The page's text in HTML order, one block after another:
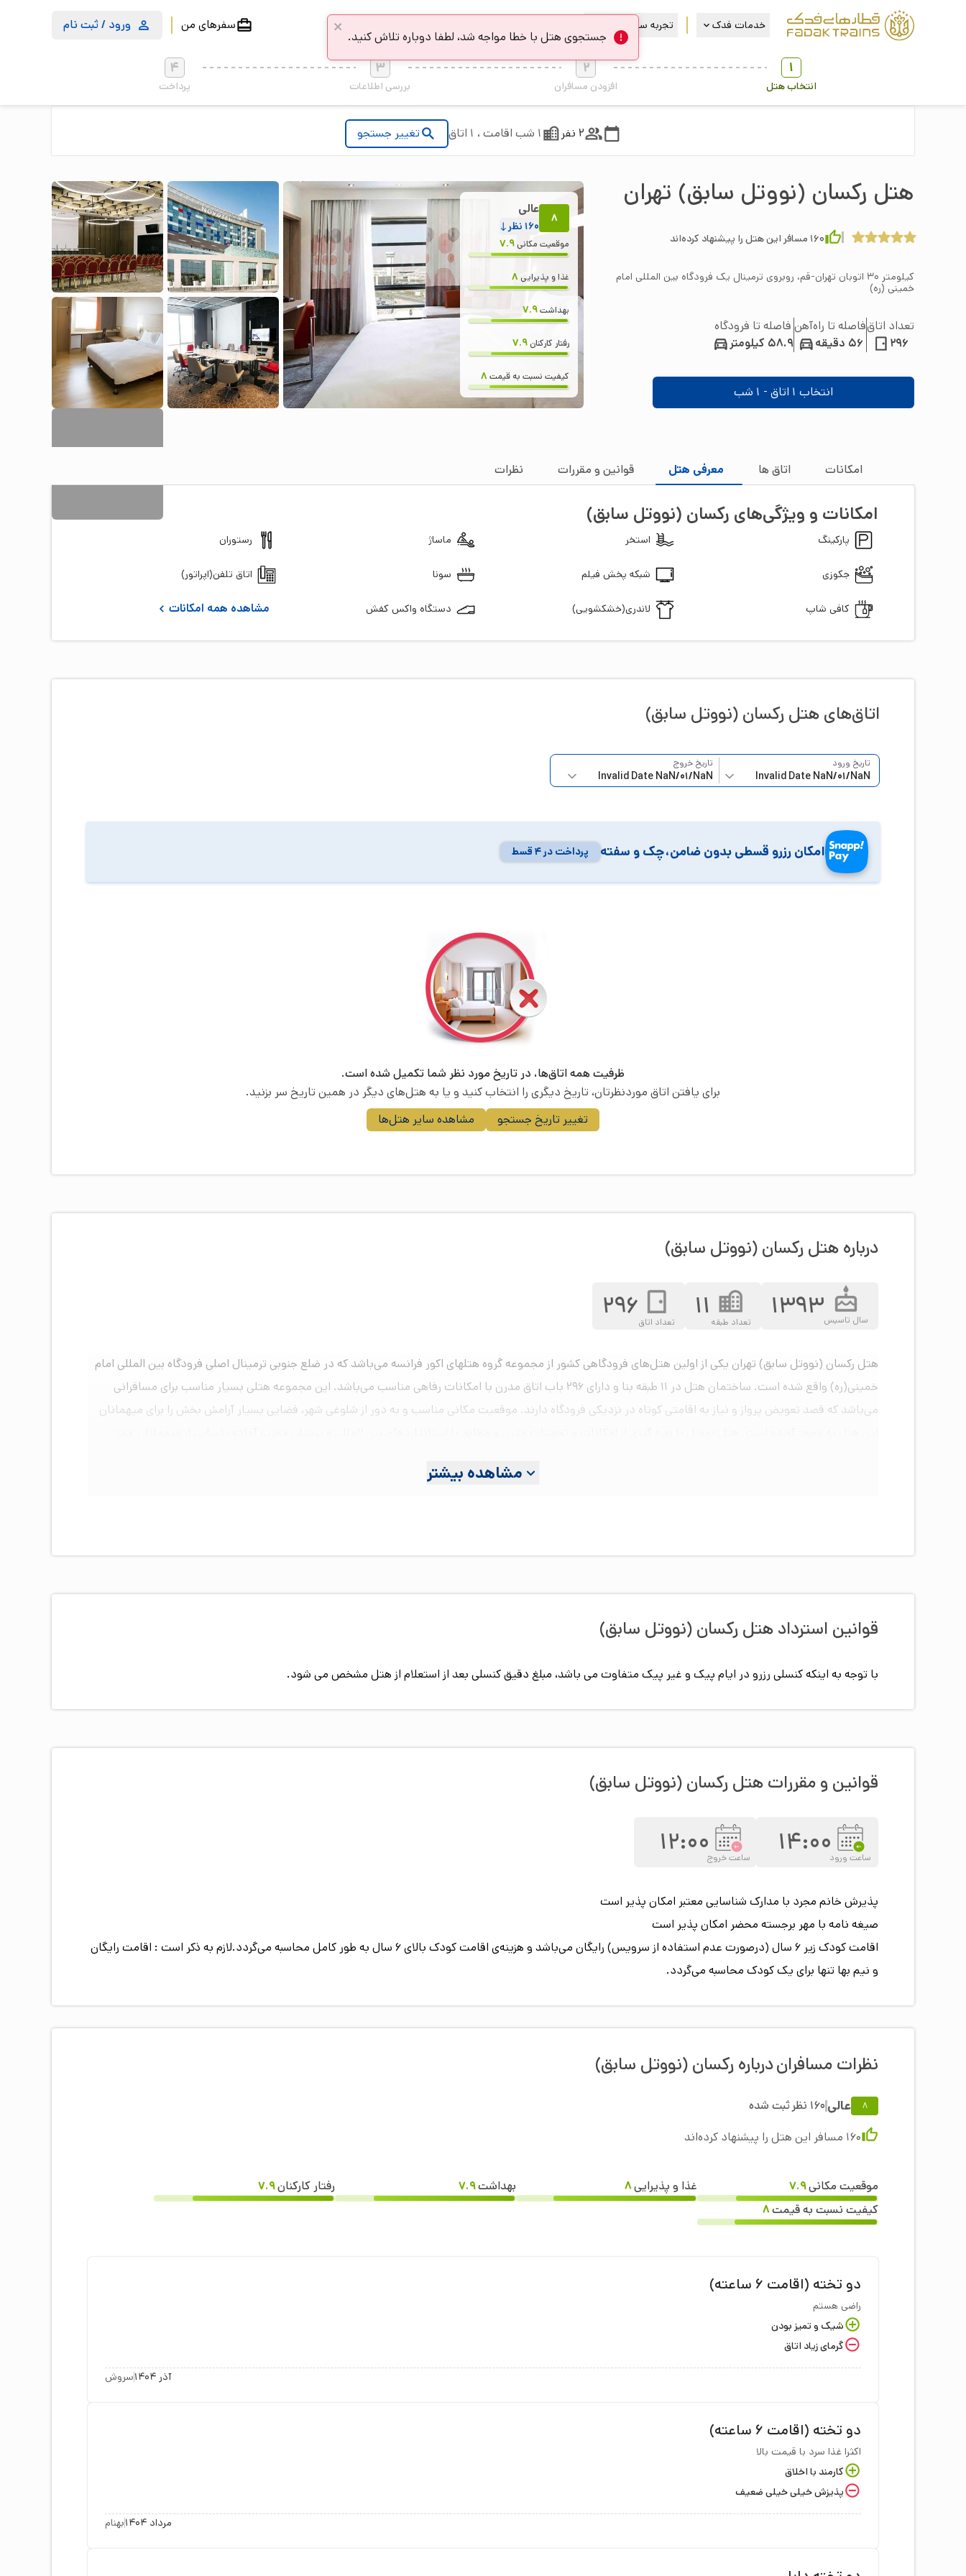
خدمات فدک تجربه سفر با فدک سفرهای من ورود / ثبت نام
1
انتخاب هتل
2
افزودن مسافران
3
بررسی اطلاعات
4
پرداخت
2 نفر 1 شب اقامت ، 1 اتاق تغییر جستجو
8
عالی
160 نظر
موقعیت مکانی 7.9
غذا و پذیرایی 8
بهداشت7.9
رفتار کارکنان 7.9
کیفیت نسبت به قیمت8
هتل رکسان (نووتل سابق) تهران
160 مسافر این هتل را پیشنهاد کرده‌اند
کیلومتر ۳۰ اتوبان تهران-قم، روبروی ترمینال یک فرودگاه بین المللی امام
خمینی (ره)
تعداد اتاق
296
فاصله تا راه‌آهن
56 دقیقه
فاصله تا فرودگاه
58.9 کیلومتر
انتخاب 1 اتاق - 1 شب
امکانات اتاق‌ ها معرفی هتل قوانین و مقررات نظرات
امکانات و ویژگی‌های رکسان (نووتل سابق)
پارکینگ
جکوزی
کافی شاپ
استخر
شبکه پخش فیلم
لاندری(خشکشویی)
ماساژ
سونا
دستگاه واکس کفش
رستوران
اتاق تلفن(اپراتور)
مشاهده همه امکانات
اتاق‌‌های هتل رکسان (نووتل سابق)
تاریخ ورود تاریخ خروج
امکان رزرو قسطی بدون ضامن،چک و سفته پرداخت در ۴ قسط
ظرفیت همه اتاق‌ها، در تاریخ مورد نظر شما تکمیل شده است.
برای یافتن اتاق موردنظرتان، تاریخ دیگری را انتخاب کنید و یا به هتل‌های دیگر در همین تاریخ سر بزنید.
تغییر تاریخ جستجو
مشاهده سایر هتل‌ها
درباره هتل رکسان (نووتل سابق)
سال تاسیس1393 تعداد طبقه 11 تعداد اتاق296
هتل رکسان (نووتل سابق) تهران یکی از اولین هتل‌های فرودگاهی کشور از مجموعه گروه هتلهای اکور فرانسه می‌باشد که در ضلع جنوبی ترمینال اصلی فرودگاه بین المللی امام
خمینی(ره) واقع شده است. ساختمان هتل در ۱۱ طبقه بنا و دارای ۲۹۶ باب اتاق مدرن با امکانات رفاهی مناسب می‌باشد. این مجموعه هتلی بسیار مناسب برای مسافرانی
می‌باشد که قصد تعویض پرواز و نیاز به اقامتی کوتاه در نزدیکی فرودگاه دارند. موقعیت مکانی مناسب و به دور از شلوغی شهر، فضایی بسیار آرامش بخش را برای میهمانان
مشاهده بیشتر
قوانین استرداد هتل رکسان (نووتل سابق)
با توجه به اینکه کنسلی رزرو در ایام پیک و غیر پیک متفاوت می باشد، مبلغ دقیق کنسلی بعد از استعلام از هتل مشخص می شود.
قوانین و مقررات هتل رکسان (نووتل سابق)
ساعت ورود14:00 ساعت خروج12:00
پذیرش خانم مجرد با مدارک شناسایی معتبر امکان پذیر است
صیغه نامه با مهر برجسته محضر امکان پذیر است
اقامت کودک زیر 6 سال (درصورت عدم استفاده از سرویس) رایگان می‌باشد و هزینه‌ی اقامت کودک بالای 6 سال به طور کامل محاسبه می‌گردد.لازم به ذکر است : اقامت رایگان
و نیم بها تنها برای یک کودک محاسبه می‌گردد.
نظرات مسافراندرباره رکسان (نووتل سابق)
8 عالی 160 نظرثبت شده
160 مسافر این هتل را پیشنهاد کرده‌اند
موقعیت مکانی7.9 غذا و پذیرایی8 بهداشت7.9 رفتار کارکنان7.9
کیفیت نسبت به قیمت8
دو تخته (اقامت 6 ساعته)
راضی هستم
شیک و تمیز‌ بودن
گرمای زیاد اتاق
آذر 1404 سروش
دو تخته (اقامت 6 ساعته)
اکثرا غذا سرد با قیمت بالا
کارمند با اخلاق
پذیزش خیلی خیلی ضعیف
مرداد 1404 بهنام